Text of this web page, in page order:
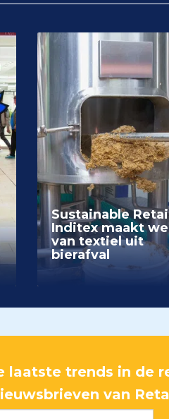
Sustainable
Inditex maakt
van textiel uit
bierafval
laatste trends in de
van